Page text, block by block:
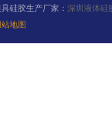
硅胶生产厂家： 深圳液体硅
地图